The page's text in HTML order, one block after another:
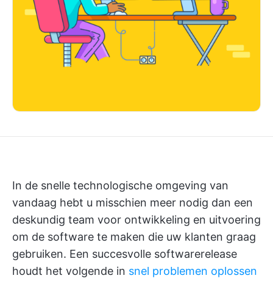
In de snelle technologische omgeving van
vandaag hebt u misschien meer nodig dan een
deskundig team voor ontwikkeling en uitvoering
om de software te maken die uw klanten graag
gebruiken. Een succesvolle softwarerelease
houdt het volgende in snel problemen oplossen